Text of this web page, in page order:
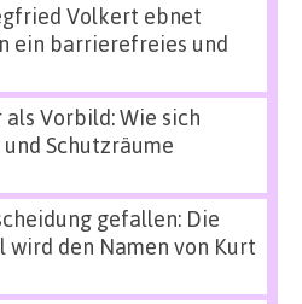
Volkert ebnet
ein barrierefreies und
Vorbild: Wie sich
Schutzräume
gefallen: Die
wird den Namen von Kurt